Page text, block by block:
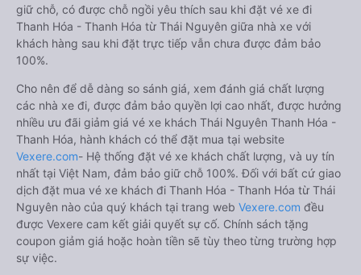
giữ chỗ, có được chỗ ngồi yêu thích sau khi đặt vé xe đi
Thanh Hóa - Thanh Hóa từ Thái Nguyên giữa nhà xe với
khách hàng sau khi đặt trực tiếp vẫn chưa được đảm bảo
100%.
Cho nên để dễ dàng so sánh giá, xem đánh giá chất lượng
các nhà xe đi, được đảm bảo quyền lợi cao nhất, được hưởng
nhiều ưu đãi giảm giá vé xe khách Thái Nguyên Thanh Hóa -
Thanh Hóa, hành khách có thể đặt mua tại website
Vexere.com- Hệ thống đặt vé xe khách chất lượng, và uy tín
nhất tại Việt Nam, đảm bảo giữ chỗ 100%. Đối với bất cứ giao
dịch đặt mua vé xe khách đi Thanh Hóa - Thanh Hóa từ Thái
Nguyên nào của quý khách tại trang web Vexere.com đều
được Vexere cam kết giải quyết sự cố. Chính sách tặng
coupon giảm giá hoặc hoàn tiền sẽ tùy theo từng trường hợp
sự việc.